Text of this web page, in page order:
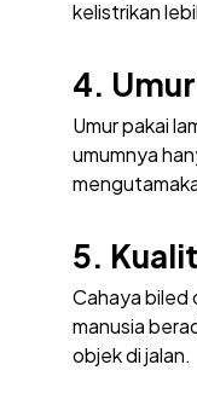
kelistrikan
4.
Umur pakai
umumnya
5.
Cahaya biled
manusia
objek di jalan.